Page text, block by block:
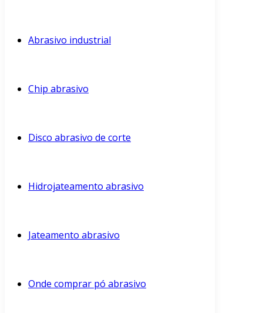
Abrasivo industrial
Chip abrasivo
Disco abrasivo de corte
Hidrojateamento abrasivo
Jateamento abrasivo
Onde comprar pó abrasivo